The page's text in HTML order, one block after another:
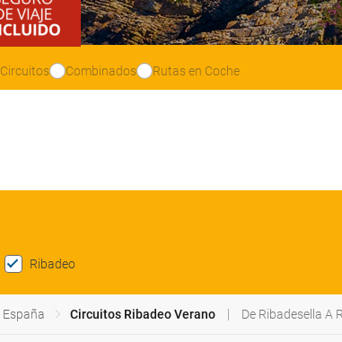
Circuitos Combinados Rutas en Coche
Ribadeo
España Circuitos Ribadeo Verano De Ribadesella A